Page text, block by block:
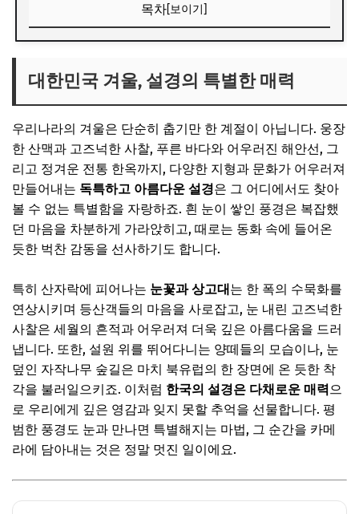
목차[보이기]
🎁 요즘 다들 사는 “가성비 꿀템” 먼저 보고 가세요
💸 넷플릭스·유튜브·ChatGPT, 제값 내지 말고 할인해서 쓰세
인생샷을 위한 필수 준비물과 마음가짐
🎁 요즘 다들 사는 “가성비 꿀템” 먼저 보고 가세요
💸 넷플릭스·유튜브·ChatGPT, 제값 내지 말고 할인해서 쓰세
요
놓치지 말아야 할 국내 설경 사진명소 10선
2. 전북 무주 덕유산: 상고대의 절정
3. 경남 산청 지리산: 깊고 고요한 겨울 산
4. 제주 한라산: 이국적인 설경
5. 평창 대관령 양떼목장: 동화 속 설원
6. 전남 담양 메타세콰이어길: 몽환적인 설국
7. 경북 경주 불국사/석굴암: 고즈넉한 사찰 설경
8. 전북 전주 한옥마을: 전통미와 어우러진 눈꽃
대한민국 겨울, 설경의 특별한 매력
우리나라의 겨울은 단순히 춥기만 한 계절이 아닙니다. 웅장
한 산맥과 고즈넉한 사찰, 푸른 바다와 어우러진 해안선, 그
리고 정겨운 전통 한옥까지, 다양한 지형과 문화가 어우러져
만들어내는 독특하고 아름다운 설경은 그 어디에서도 찾아
볼 수 없는 특별함을 자랑하죠. 흰 눈이 쌓인 풍경은 복잡했
던 마음을 차분하게 가라앉히고, 때로는 동화 속에 들어온
듯한 벅찬 감동을 선사하기도 합니다.
특히 산자락에 피어나는 눈꽃과 상고대는 한 폭의 수묵화를
연상시키며 등산객들의 마음을 사로잡고, 눈 내린 고즈넉한
사찰은 세월의 흔적과 어우러져 더욱 깊은 아름다움을 드러
냅니다. 또한, 설원 위를 뛰어다니는 양떼들의 모습이나, 눈
덮인 자작나무 숲길은 마치 북유럽의 한 장면에 온 듯한 착
각을 불러일으키죠. 이처럼 한국의 설경은 다채로운 매력으
로 우리에게 깊은 영감과 잊지 못할 추억을 선물합니다. 평
범한 풍경도 눈과 만나면 특별해지는 마법, 그 순간을 카메
라에 담아내는 것은 정말 멋진 일이에요.